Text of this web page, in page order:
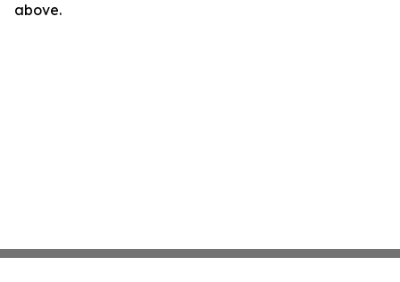
above.